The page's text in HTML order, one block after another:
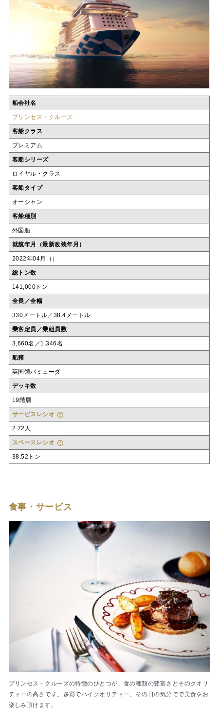
船会社名
プリンセス・クルーズ
客船クラス
プレミアム
客船シリーズ
ロイヤル・クラス
客船タイプ
オーシャン
客船種別
外国船
就航年月（最新改装年月）
2022年04月（）
総トン数
141,000トン
全長／全幅
330メートル／38.4メートル
乗客定員／乗組員数
3,660名／1,346名
船籍
英国領バミューダ
デッキ数
19階層
サービスレシオ
2.72人
スペースレシオ
38.52トン
食事・サービス
プリンセス・クルーズの特徴のひとつが、食の種類の豊富さとそのクオリ
ティーの高さです。多彩でハイクオリティー、その日の気分でで美食をお
楽しみ頂けます。